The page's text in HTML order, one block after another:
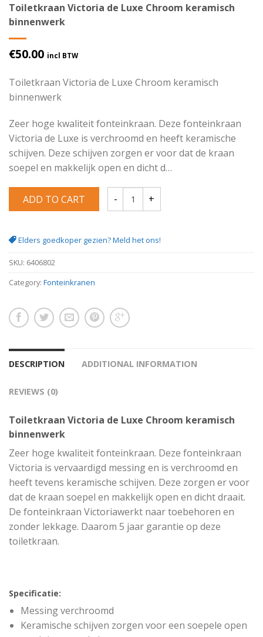
Toiletkraan Victoria de Luxe Chroom keramisch
binnenwerk
€50.00 incl BTW
Toiletkraan Victoria de Luxe Chroom keramisch
binnenwerk
Zeer hoge kwaliteit fonteinkraan. Deze fonteinkraan
Victoria de Luxe is verchroomd en heeft keramische
schijven. Deze schijven zorgen er voor dat de kraan
soepel en makkelijk open en dicht d…
ADD TO CART
Elders goedkoper gezien? Meld het ons!
SKU: 6406802
Category: Fonteinkranen
DESCRIPTION ADDITIONAL INFORMATION
REVIEWS (0)
Toiletkraan Victoria de Luxe Chroom keramisch
binnenwerk
Zeer hoge kwaliteit fonteinkraan. Deze fonteinkraan
Victoria is vervaardigd messing en is verchroomd en
heeft tevens keramische schijven. Deze zorgen er voor
dat de kraan soepel en makkelijk open en dicht draait.
De fonteinkraan Victoriawerkt naar toebehoren en
zonder lekkage. Daarom 5 jaar garantie op deze
toiletkraan.
Specificatie:
Messing verchroomd
Keramische schijven zorgen voor een soepele open